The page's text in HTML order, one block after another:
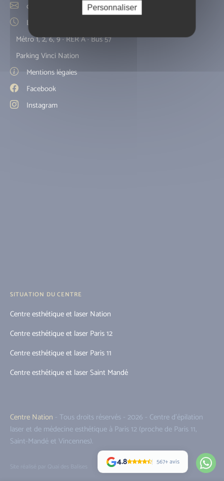
centrenation24@gmail.com
Lun – Sam : 9h00 – 19h00
Métro 1, 2, 6, 9 · RER A · Bus 57
Parking Vinci Nation
Mentions légales
Facebook
Instagram
SITUATION DU CENTRE
Centre esthétique et laser Nation
Centre esthétique et laser Paris 12
Centre esthétique et laser Paris 11
Centre esthétique et laser Saint Mandé
Centre Nation - Tous droits réservés - 2026 - Centre d'épilation
laser et de médecine esthétique à Paris 12 (proche de Paris 11,
Saint-Mandé et Vincennes).
4.8 567+ avis
Personnaliser